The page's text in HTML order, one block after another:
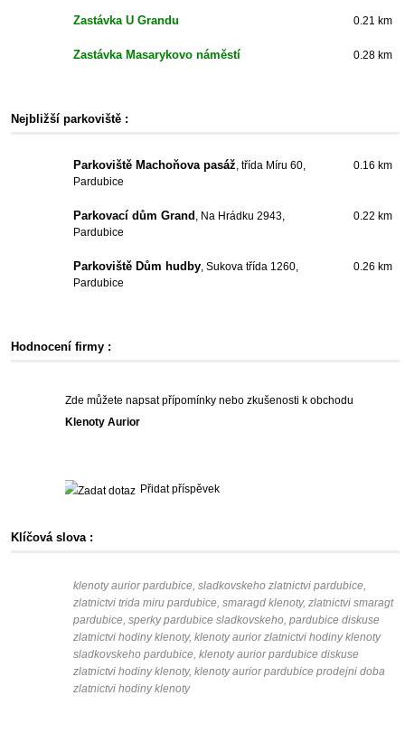
Zastávka U Grandu 0.21 km
Zastávka Masarykovo náměstí 0.28 km
Nejbližší parkoviště :
Parkoviště Machoňova pasáž, třída Míru 60,
Pardubice
0.16 km
Parkovací dům Grand , Na Hrádku 2943,
Pardubice
0.22 km
Parkoviště Dům hudby, Sukova třída 1260,
Pardubice
0.26 km
Hodnocení firmy :
Zde můžete napsat přípomínky nebo zkušenosti k obchodu
Klenoty Aurior
Přidat příspěvek
Klíčová slova :
klenoty aurior pardubice, sladkovskeho zlatnictvi pardubice,
zlatnictvi trida miru pardubice, smaragd klenoty, zlatnictvi smaragt
pardubice, sperky pardubice sladkovskeho, pardubice diskuse
zlatnictvi hodiny klenoty, klenoty aurior zlatnictvi hodiny klenoty
sladkovskeho pardubice, klenoty aurior pardubice diskuse
zlatnictvi hodiny klenoty, klenoty aurior pardubice prodejni doba
zlatnictvi hodiny klenoty